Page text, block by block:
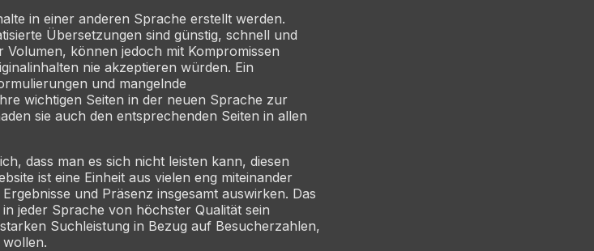
in einer anderen Sprache erstellt werden.
Übersetzungen sind günstig, schnell und
können jedoch mit Kompromissen
nie akzeptieren würden. Ein
und mangelnde
wichtigen Seiten in der neuen Sprache zur
sie auch den entsprechenden Seiten in allen
dass man es sich nicht leisten kann, diesen
ist eine Einheit aus vielen eng miteinander
und Präsenz insgesamt auswirken. Das
jeder Sprache von höchster Qualität sein
Suchleistung in Bezug auf Besucherzahlen,